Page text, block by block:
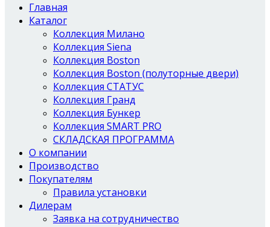
Главная
Каталог
Коллекция Милано
Коллекция Siena
Коллекция Boston
Коллекция Boston (полуторные двери)
Коллекция СТАТУС
Коллекция Гранд
Коллекция Бункер
Коллекция SMART PRO
СКЛАДСКАЯ ПРОГРАММА
О компании
Производство
Покупателям
Правила установки
Дилерам
Заявка на сотрудничество